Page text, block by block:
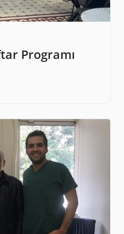
Programı